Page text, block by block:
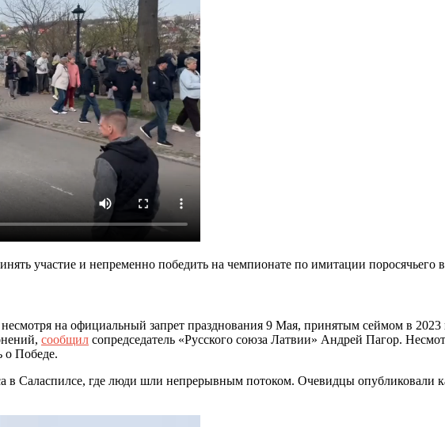
участие и непременно победить на чемпионате по имитации поросячьего
на официальный запрет празднования 9 Мая, принятым сеймом в
сообщил сопредседатель «Русского союза Латвии» Андрей Пагор.
о Победе.
в Саласпилсе, где люди шли непрерывным потоком. Очевидцы